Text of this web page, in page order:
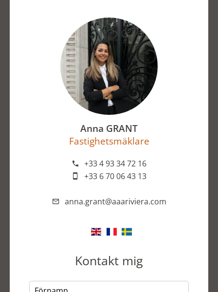
Anna GRANT
Fastighetsmäklare
+33 4 93 34 72 16
+33 6 70 06 43 13
anna.grant@aaariviera.com
Kontakt mig